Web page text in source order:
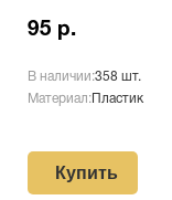
95 р.
В наличии:358 шт.
Материал: Пластик
Купить